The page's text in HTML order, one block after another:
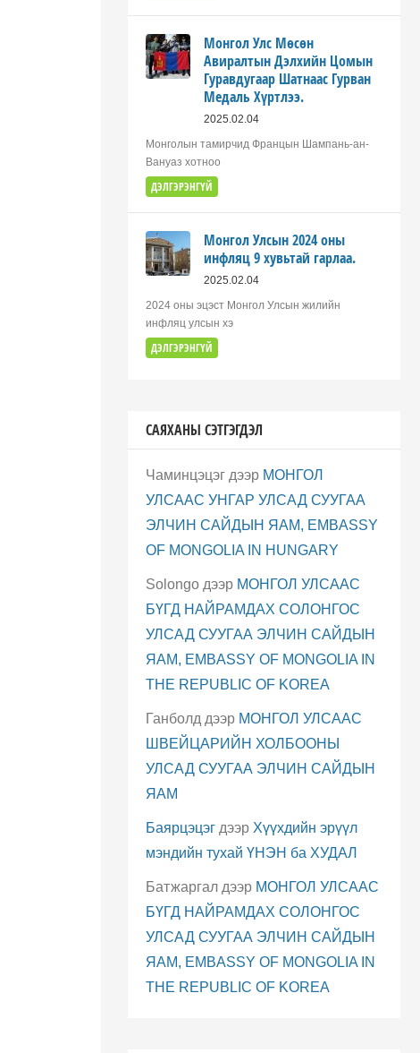
Монгол Улс Мөсөн
Авиралтын Дэлхийн Цомын
Гуравдугаар Шатнаас Гурван
Медаль Хүртлээ.
2025.02.04
Монголын тамирчид Францын Шампань-ан-
Вануаз хотноо
ДЭЛГЭРЭНГҮЙ
Монгол Улсын 2024 оны
инфляц 9 хувьтай гарлаа.
2025.02.04
2024 оны эцэст Монгол Улсын жилийн
инфляц улсын хэ
ДЭЛГЭРЭНГҮЙ
САЯХАНЫ СЭТГЭГДЭЛ
Чаминцэцэгдээр МОНГОЛ
УЛСААС УНГАР УЛСАД СУУГАА
ЭЛЧИН САЙДЫН ЯАМ, EMBASSY
OF MONGOLIA IN HUNGARY
Solongoдээр МОНГОЛ УЛСААС
БҮГД НАЙРАМДАХ СОЛОНГОС
УЛСАД СУУГАА ЭЛЧИН САЙДЫН
ЯАМ, EMBASSY OF MONGOLIA IN
THE REPUBLIC OF KOREA
Ганболд дээр МОНГОЛ УЛСААС
ШВЕЙЦАРИЙН ХОЛБООНЫ
УЛСАД СУУГАА ЭЛЧИН САЙДЫН
ЯАМ
Баярцэцэгдээр Хүүхдийн эрүүл
мэндийн тухай ҮНЭН ба ХУДАЛ
Батжаргалдээр МОНГОЛ УЛСААС
БҮГД НАЙРАМДАХ СОЛОНГОС
УЛСАД СУУГАА ЭЛЧИН САЙДЫН
ЯАМ, EMBASSY OF MONGOLIA IN
THE REPUBLIC OF KOREA